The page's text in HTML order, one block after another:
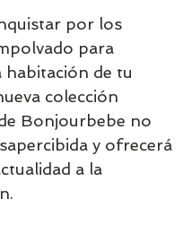
por los
para
habitación de tu
colección
Bonjourbebe no
y ofrecerá
a la